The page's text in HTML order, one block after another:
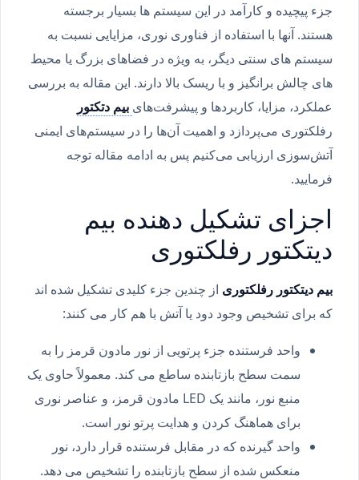
جزء پیچیده و کارآمد در این سیستم ها بسیار برجسته
هستند. آنها با استفاده از فناوری نوری، مزایایی نسبت به
سیستم های سنتی دیگر، به ویژه در فضاهای بزرگ یا محیط
های چالش برانگیز و با ریسک بالا دارند. این مقاله به بررسی
عملکرد، مزایا، کاربردها و پیشرفت‌هایبیم دتکتور
رفلکتوری می‌پردازد و اهمیت آن‌ها را در سیستم‌های ایمنی
آتش‌سوزی ارزیابی می‌کنیم پس به ادامه مقاله توجه
فرمایید.
اجزای تشکیل دهنده بیم
دیتکتور رفلکتوری
بیم دیتکتور رفلکتوریاز چندین جزء کلیدی تشکیل شده اند
که برای تشخیص وجود دود یا آتش با هم کار می کنند:
واحد فرستنده جزء پرتویی از نور مادون قرمز را به
سمت سطح بازتابنده ساطع می کند. معمولاً حاوی یک
منبع نور، مانند یک LED مادون قرمز، و عناصر نوری
برای هماهنگ کردن و هدایت پرتو نور است.
واحد گیرنده که در مقابل فرستنده قرار دارد، نور
منعکس شده از سطح بازتابنده را تشخیص می دهد.